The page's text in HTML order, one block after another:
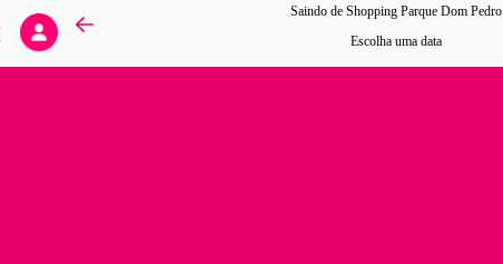
Saindo de Shopping Parque Dom Pedro
Escolha uma data